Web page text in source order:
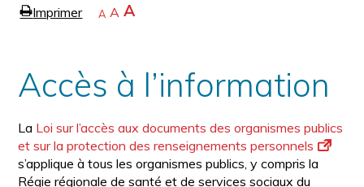
eImprimerpageRétrécir
A Revenir
de
police
normale
A Agrandir
A
Accès à l’information
La Loi sur l’accès aux documents des organismes publics
et sur la protection des renseignements personnels
s’applique à tous les organismes publics, y compris la
Régie régionale de santé et de services sociaux du